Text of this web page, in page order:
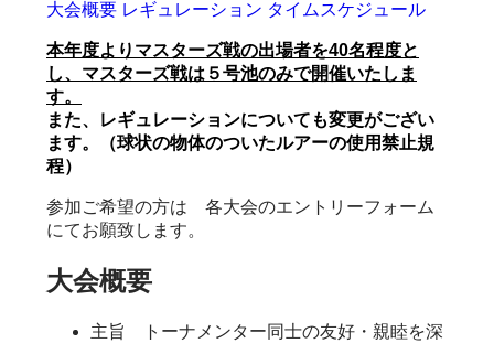
大会概要 レギュレーション タイムスケジュール
本年度よりマスターズ戦の出場者を40名程度と
し、マスターズ戦は５号池のみで開催いたしま
す。
また、レギュレーションについても変更がござい
ます。（球状の物体のついたルアーの使用禁止規
程）
参加ご希望の方は 各大会のエントリーフォーム
にてお願致します。
大会概要
主旨 トーナメンター同士の友好・親睦を深